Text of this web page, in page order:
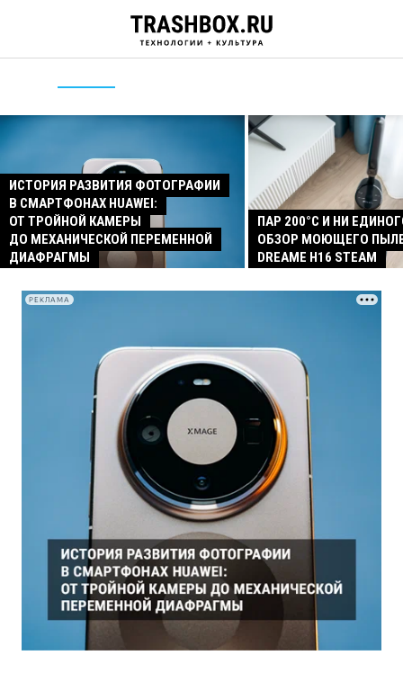
ИСТОРИЯ РАЗВИТИЯ ФОТОГРАФИИ
В СМАРТФОНАХ HUAWEI:
ОТ ТРОЙНОЙ КАМЕРЫ
ДО МЕХАНИЧЕСКОЙ ПЕРЕМЕННОЙ
ДИАФРАГМЫ
ПАР 200°C И НИ
ОБЗОР МОЮЩЕГО
DREAME H16 STEAM
РЕКЛАМА